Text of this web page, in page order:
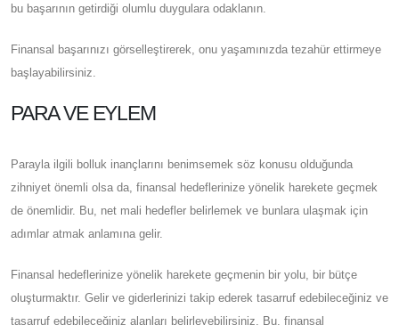
bu başarının getirdiği olumlu duygulara odaklanın.
Finansal başarınızı görselleştirerek, onu yaşamınızda tezahür ettirmeye
başlayabilirsiniz.
PARA VE EYLEM
Parayla ilgili bolluk inançlarını benimsemek söz konusu olduğunda
zihniyet önemli olsa da, finansal hedeflerinize yönelik harekete geçmek
de önemlidir. Bu, net mali hedefler belirlemek ve bunlara ulaşmak için
adımlar atmak anlamına gelir.
Finansal hedeflerinize yönelik harekete geçmenin bir yolu, bir bütçe
oluşturmaktır. Gelir ve giderlerinizi takip ederek tasarruf edebileceğiniz ve
tasarruf edebileceğiniz alanları belirleyebilirsiniz. Bu, finansal